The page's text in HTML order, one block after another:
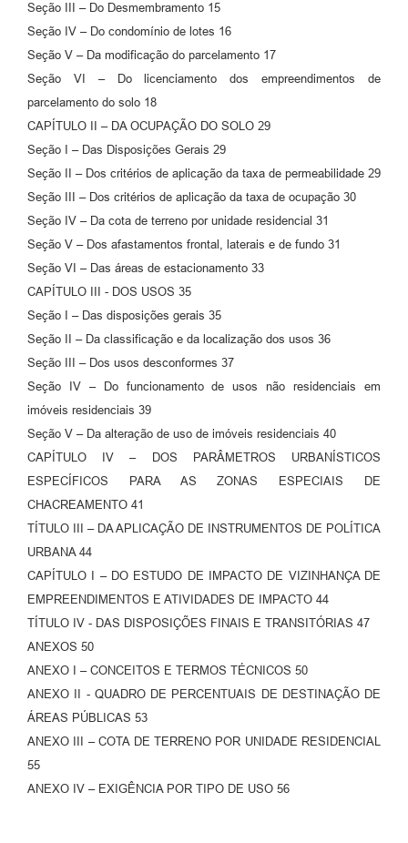
Seção III – Do Desmembramento 15
Seção IV – Do condomínio de lotes 16
Seção V – Da modificação do parcelamento 17
Seção VI – Do licenciamento dos empreendimentos de
parcelamento do solo 18
CAPÍTULO II – DA OCUPAÇÃO DO SOLO 29
Seção I – Das Disposições Gerais 29
Seção II – Dos critérios de aplicação da taxa de permeabilidade 29
Seção III – Dos critérios de aplicação da taxa de ocupação 30
Seção IV – Da cota de terreno por unidade residencial 31
Seção V – Dos afastamentos frontal, laterais e de fundo 31
Seção VI – Das áreas de estacionamento 33
CAPÍTULO III - DOS USOS 35
Seção I – Das disposições gerais 35
Seção II – Da classificação e da localização dos usos 36
Seção III – Dos usos desconformes 37
Seção IV – Do funcionamento de usos não residenciais em
imóveis residenciais 39
Seção V – Da alteração de uso de imóveis residenciais 40
CAPÍTULO IV – DOS PARÂMETROS URBANÍSTICOS
ESPECÍFICOS PARA AS ZONAS ESPECIAIS DE
CHACREAMENTO 41
TÍTULO III – DA APLICAÇÃO DE INSTRUMENTOS DE POLÍTICA
URBANA 44
CAPÍTULO I – DO ESTUDO DE IMPACTO DE VIZINHANÇA DE
EMPREENDIMENTOS E ATIVIDADES DE IMPACTO 44
TÍTULO IV - DAS DISPOSIÇÕES FINAIS E TRANSITÓRIAS 47
ANEXOS 50
ANEXO I – CONCEITOS E TERMOS TÉCNICOS 50
ANEXO II - QUADRO DE PERCENTUAIS DE DESTINAÇÃO DE
ÁREAS PÚBLICAS 53
ANEXO III – COTA DE TERRENO POR UNIDADE RESIDENCIAL
55
ANEXO IV – EXIGÊNCIA POR TIPO DE USO 56